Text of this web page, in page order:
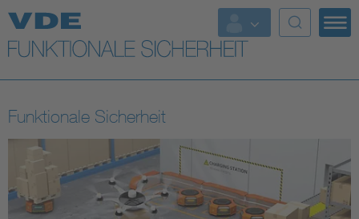
Top Themen
Fokusthemen
Energy
AI & Digital Trust
Funktionale Sicherheit